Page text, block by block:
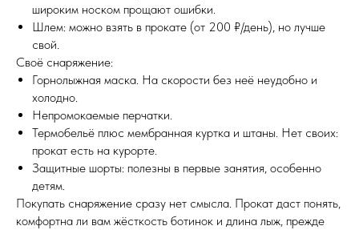
широким носком прощают ошибки.
Шлем: можно взять в прокате (от 200 ₽/день), но лучше
свой.
Своё снаряжение:
Горнолыжная маска. На скорости без неё неудобно и
холодно.
Непромокаемые перчатки.
Термобельё плюс мембранная куртка и штаны. Нет своих:
прокат есть на курорте.
Защитные шорты: полезны в первые занятия, особенно
детям.
Покупать снаряжение сразу нет смысла. Прокат даст понять,
комфортна ли вам жёсткость ботинок и длина лыж, прежде